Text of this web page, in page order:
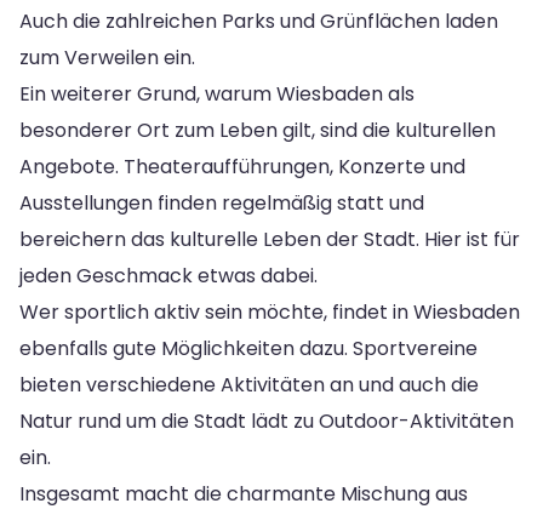
Auch die zahlreichen Parks und Grünflächen laden
zum Verweilen ein.
Ein weiterer Grund, warum Wiesbaden als
besonderer Ort zum Leben gilt, sind die kulturellen
Angebote. Theateraufführungen, Konzerte und
Ausstellungen finden regelmäßig statt und
bereichern das kulturelle Leben der Stadt. Hier ist für
jeden Geschmack etwas dabei.
Wer sportlich aktiv sein möchte, findet in Wiesbaden
ebenfalls gute Möglichkeiten dazu. Sportvereine
bieten verschiedene Aktivitäten an und auch die
Natur rund um die Stadt lädt zu Outdoor-Aktivitäten
ein.
Insgesamt macht die charmante Mischung aus